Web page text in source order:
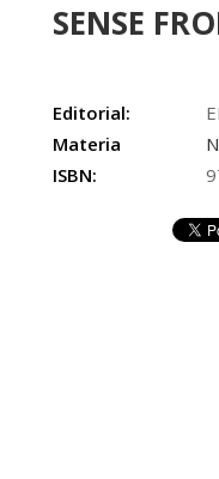
SENSE
Editorial:
Materia
ISBN: